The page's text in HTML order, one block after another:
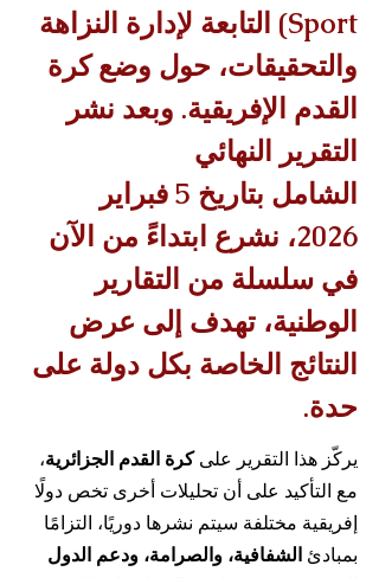
Sport) التابعة لإدارة النزاهة
والتحقيقات، حول وضع كرة
القدم الإفريقية. وبعد نشر
التقرير النهائي
الشامل بتاريخ 5 فبراير
2026، نشرع ابتداءً من الآن
في سلسلة من التقارير
الوطنية، تهدف إلى عرض
النتائج الخاصة بكل دولة على
حدة.
يركّز هذا التقرير على كرة القدم الجزائرية،
مع التأكيد على أن تحليلات أخرى تخص دولًا
إفريقية مختلفة سيتم نشرها دوريًا، التزامًا
بمبادئ الشفافية، والصرامة، ودعم الدول